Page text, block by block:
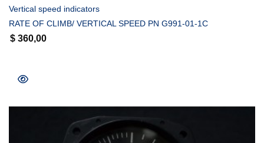
Vertical speed indicators
RATE OF CLIMB/ VERTICAL SPEED PN G991-01-1C
$ 360,00